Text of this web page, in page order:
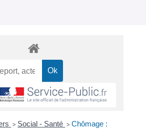
> Social - Santé > Chômage :